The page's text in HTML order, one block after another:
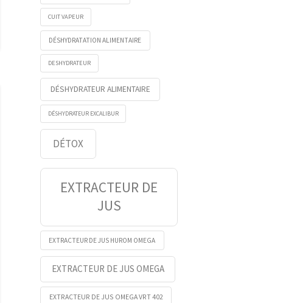
CUIT VAPEUR
DÉSHYDRATATION ALIMENTAIRE
DESHYDRATEUR
DÉSHYDRATEUR ALIMENTAIRE
DÉSHYDRATEUR EXCALIBUR
DÉTOX
EXTRACTEUR DE
JUS
EXTRACTEUR DE JUS HUROM OMEGA
EXTRACTEUR DE JUS OMEGA
EXTRACTEUR DE JUS OMEGA VRT 402